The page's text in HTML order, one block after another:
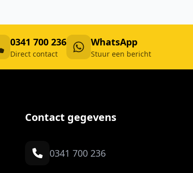
0341 700 236
Direct contact
WhatsApp
Stuur een bericht
Contact gegevens
0341 700 236